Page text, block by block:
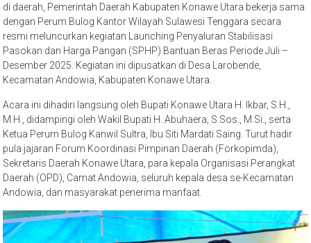
di daerah, Pemerintah Daerah Kabupaten Konawe Utara bekerja sama
dengan Perum Bulog Kantor Wilayah Sulawesi Tenggara secara
resmi meluncurkan kegiatan Launching Penyaluran Stabilisasi
Pasokan dan Harga Pangan (SPHP) Bantuan Beras Periode Juli –
Desember 2025. Kegiatan ini dipusatkan di Desa Larobende,
Kecamatan Andowia, Kabupaten Konawe Utara.
Acara ini dihadiri langsung oleh Bupati Konawe Utara H. Ikbar, S.H.,
M.H., didampingi oleh Wakil Bupati H. Abuhaera, S.Sos., M.Si., serta
Ketua Perum Bulog Kanwil Sultra, Ibu Siti Mardati Saing. Turut hadir
pula jajaran Forum Koordinasi Pimpinan Daerah (Forkopimda),
Sekretaris Daerah Konawe Utara, para kepala Organisasi Perangkat
Daerah (OPD), Camat Andowia, seluruh kepala desa se-Kecamatan
Andowia, dan masyarakat penerima manfaat.